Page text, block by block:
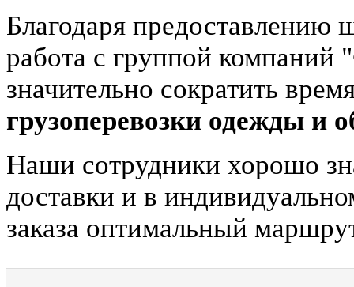
Благодаря предоставлению
работа с группой
значительно сократить
грузоперевозки одежды и
Наши сотрудники хорошо
доставки и в
заказа оптимальный